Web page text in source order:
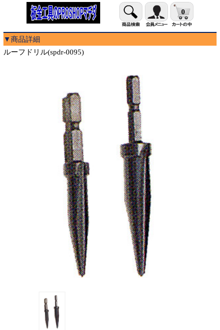
0
▼商品詳細
ルーフドリル(spdr-0095)